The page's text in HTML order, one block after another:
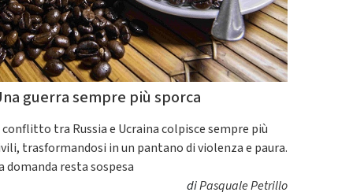
guerra sempre più sporca
tra Russia e Ucraina colpisce sempre più
trasformandosi in un pantano di violenza e paura.
domanda resta sospesa
diPasquale Petrillo